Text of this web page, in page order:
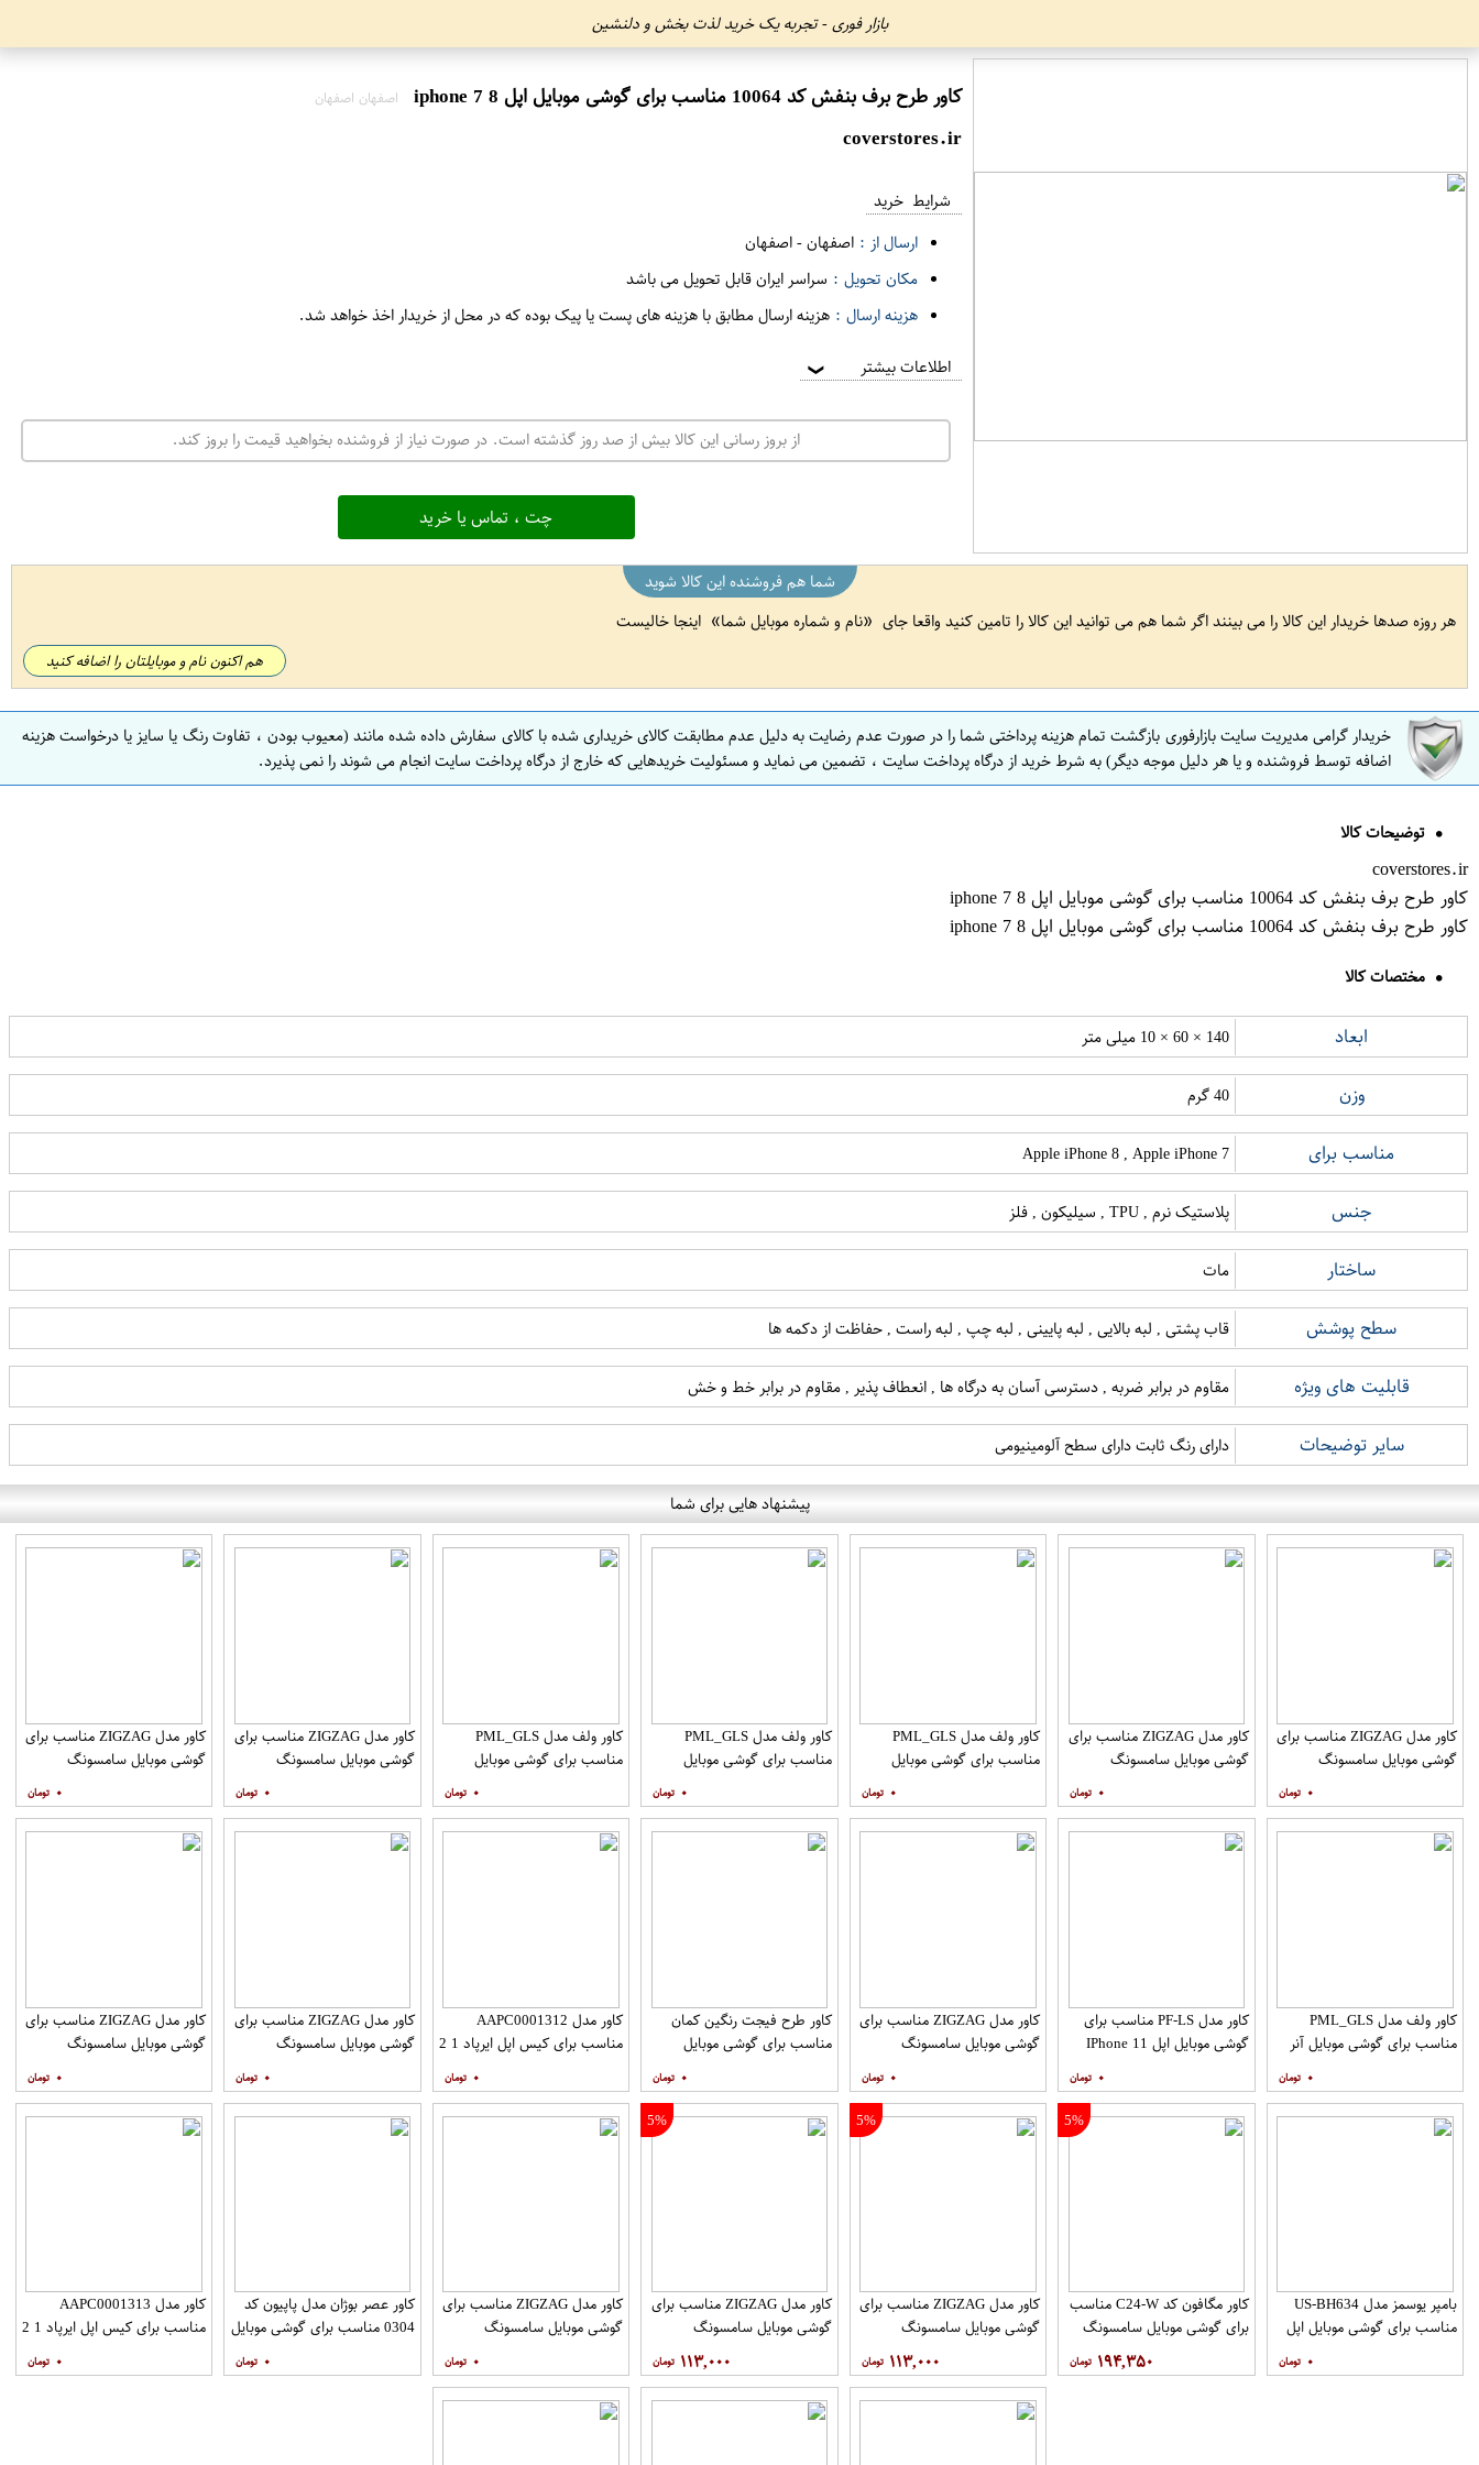
بازار فوری - تجربه یک خرید لذت بخش و دلنشین
کاور طرح برف بنفش کد 10064 مناسب برای گوشی موبایل اپل iphone 7 8 اصفهان اصفهان
coverstores.ir
شرایط خرید
ارسال از : اصفهان-اصفهان
مکان تحویل : سراسر ایران قابل تحویل می باشد
هزینه ارسال : هزینه ارسال مطابق با هزینه های پست یا پیک بوده که در محل از خریدار اخذ خواهد شد.
اطلاعات بیشتر ❯
از بروز رسانی این کالا بیش از صد روز گذشته است. در صورت نیاز از فروشنده بخواهید قیمت را بروز کند.
چت ، تماس یا خرید
شما هم فروشنده این کالا شوید
هر روزه صدها خریدار این کالا را می بینند اگر شما هم می توانید این کالا را تامین کنید واقعا جای
نام و شماره موبایل شما اینجا خالیست
هم اکنون نام و موبایلتان را اضافه کنید
خریدار گرامی مدیریت سایت بازارفوری بازگشت تمام هزینه پرداختی شما را در صورت عدم رضایت به دلیل عدم مطابقت کالای خریداری شده با کالای سفارش داده شده مانند (معیوب بودن ، تفاوت رنگ یا سایز یا درخواست هزینه
اضافه توسط فروشنده و یا هر دلیل موجه دیگر) به شرط خرید از درگاه پرداخت سایت ، تضمین می نماید و مسئولیت خریدهایی که خارج از درگاه پرداخت سایت انجام می شوند را نمی پذیرد.
توضیحات کالا
coverstores.ir
کاور طرح برف بنفش کد 10064 مناسب برای گوشی موبایل اپل iphone 7 8
کاور طرح برف بنفش کد 10064 مناسب برای گوشی موبایل اپل iphone 7 8
مختصات کالا
ابعاد 140 × 60 × 10 میلی متر
وزن 40 گرم
مناسب برای Apple iPhone 8 , Apple iPhone 7
جنس پلاستیک نرم , TPU , سیلیکون , فلز
ساختار مات
سطح پوشش قاب پشتی , لبه بالایی , لبه پایینی , لبه چپ , لبه راست , حفاظت از دکمه ها
قابلیت های ویژه مقاوم در برابر ضربه , دسترسی آسان به درگاه ها , انعطاف پذیر , مقاوم در برابر خط و خش
سایر توضیحات دارای رنگ ثابت دارای سطح آلومینیومی
پیشنهاد هایی برای شما
کاور مدل ZIGZAG مناسب برای
گوشی موبایل سامسونگ
نگهدارنده
۰
کاور مدل ZIGZAG مناسب برای
گوشی موبایل سامسونگ
همراه پایه نگهدارنده
۰
کاور ولف مدل PML_GLS
مناسب برای گوشی موبایل
همراه محافظ صفحه نمایش
۰
کاور ولف مدل PML_GLS
مناسب برای گوشی موبایل
همراه محافظ صفحه نمایش
مات
۰
کاور ولف مدل PML_GLS
مناسب برای گوشی موبایل
۰
کاور مدل ZIGZAG مناسب برای
گوشی موبایل سامسونگ
نگهدارنده
۰
کاور مدل ZIGZAG مناسب برای
گوشی موبایل سامسونگ
نگهدارنده
۰
کاور ولف مدل PML_GLS
مناسب برای گوشی موبایل آنر
۰
کاور مدل PF-LS مناسب برای
گوشی موبایل اپل IPhone 11
۰
کاور مدل ZIGZAG مناسب برای
گوشی موبایل سامسونگ
نگهدارنده
۰
کاور طرح فیجت رنگین کمان
مناسب برای گوشی موبایل
۰
کاور مدل AAPC0001312
مناسب برای کیس اپل ایرپاد 1 2
۰
کاور مدل ZIGZAG مناسب برای
گوشی موبایل سامسونگ
نگهدارنده
۰
کاور مدل ZIGZAG مناسب برای
گوشی موبایل سامسونگ
نگهدارنده
۰
بامپر یوسمز مدل US-BH634
مناسب برای گوشی موبایل اپل
۰
5%
کاور مگافون کد C24-W مناسب
برای گوشی موبایل سامسونگ
۱۹۴,۳۵۰
5%
کاور مدل ZIGZAG مناسب برای
گوشی موبایل سامسونگ
Galaxy A72 به همراه پایه
نگهدارنده
۱۱۳,۰۰۰
5%
کاور مدل ZIGZAG مناسب برای
گوشی موبایل سامسونگ
Galaxy A71 به همراه پایه
نگهدارنده
۱۱۳,۰۰۰
کاور مدل ZIGZAG مناسب برای
گوشی موبایل سامسونگ
پایه نگهدارنده
۰
کاور عصر بوژان مدل پاپیون کد
0304 مناسب برای گوشی موبایل
۰
کاور مدل AAPC0001313
مناسب برای کیس اپل ایرپاد 1 2
۰